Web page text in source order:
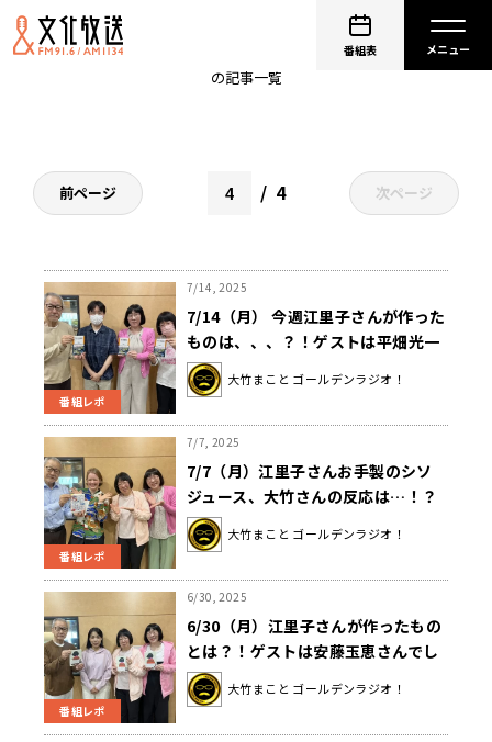
番組表
の記事一覧
前ページ 4 次ページ
番組レポ
7/14, 2025
7/14（月） 今週江里子さんが作った
ものは、、、？！ゲストは平畑光一
さんでした。
大竹まこと ゴールデンラジオ！
番組レポ
7/7, 2025
7/7（月）江里子さんお手製のシソ
ジュース、大竹さんの反応は…！？
ゲストはマライ・メントラインさん
でした。
大竹まこと ゴールデンラジオ！
番組レポ
6/30, 2025
6/30（月）江里子さんが作ったもの
とは？！ゲストは安藤玉恵さんでし
た。
大竹まこと ゴールデンラジオ！